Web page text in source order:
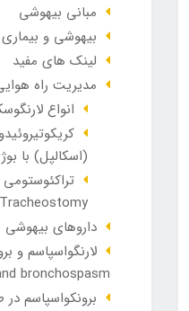
مبانی بیهوشی
بیهوشی و
لینک های مفید
مدیریت راه
انواع
(اسکالپل) با
داروهای بیهوشی
bronchospasm
برونکواسپاسم